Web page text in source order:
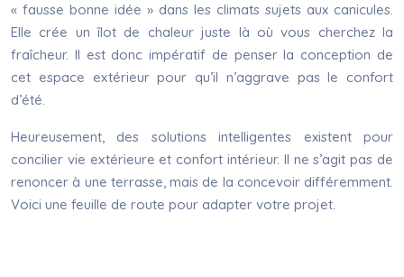
« fausse bonne idée » dans les climats sujets aux canicules.
Elle crée un îlot de chaleur juste là où vous cherchez la
fraîcheur. Il est donc impératif de penser la conception de
cet espace extérieur pour qu’il n’aggrave pas le confort
d’été.
Heureusement, des solutions intelligentes existent pour
concilier vie extérieure et confort intérieur. Il ne s’agit pas de
renoncer à une terrasse, mais de la concevoir différemment.
Voici une feuille de route pour adapter votre projet.